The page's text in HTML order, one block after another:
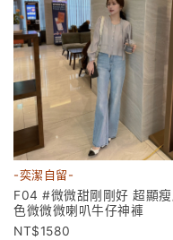
-奕潔自留-
F04 #微微甜剛剛好 超顯瘦
色微微微喇叭牛仔神褲
1580